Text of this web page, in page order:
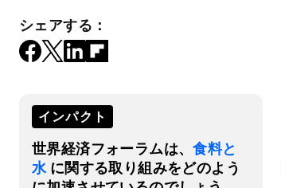
シェアする：
インパクト
世界経済フォーラムは、食料と
水 に関する取り組みをどのよう